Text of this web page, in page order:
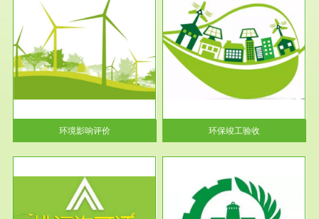
环境影响评价
服务范围
环保竣工验收
根据《建设项目环境保护管理条
例》第十七条 编制环境影响报
告书、...
环保竣工验收
服务范围